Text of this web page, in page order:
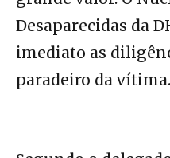
Desaparecidas da
imediato as
paradeiro da vítima.